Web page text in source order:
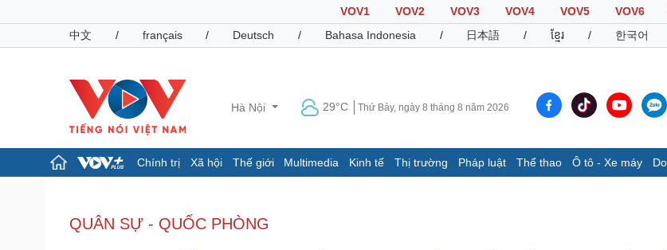
VOV1 VOV2 VOV3 VOV4 VOV5 VOV6
中文
/ français / Deutsch / Bahasa Indonesia / 日本語 / ខ្មែរ / 한국어
Hà Nội 29°C Thứ Bảy, ngày 8 tháng 8 năm 2026
Chính trị Xã hội Thế giới Multimedia Kinh tế Thị trường Pháp luật Thể thao Ô tô - Xe máy
Đảng
Tổ chức nhân sự
Tin 24h
Dự báo thời tiết
QUÂN SỰ - QUỐC PHÒNG